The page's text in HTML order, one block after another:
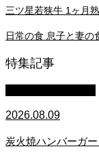
三ツ星若狭牛 1ヶ月
日常の食 息子と妻の
特集記事
2026.08.09
炭火焼ハンバーガ